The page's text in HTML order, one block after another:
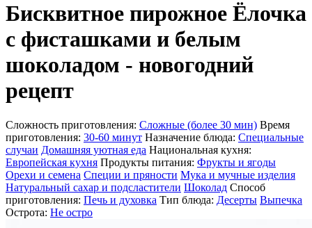
Бисквитное пирожное Ёлочка
с фисташками и белым
шоколадом - новогодний
рецепт
Сложность приготовления: Сложные (более 30 мин) Время
приготовления: 30-60 минут Назначение блюда: Специальные
случаи Домашняя уютная еда Национальная кухня:
Европейская кухня Продукты питания: Фрукты и ягоды
Орехи и семена Специи и пряности Мука и мучные изделия
Натуральный сахар и подсластители Шоколад Способ
приготовления: Печь и духовка Тип блюда: Десерты Выпечка
Острота: Не остро